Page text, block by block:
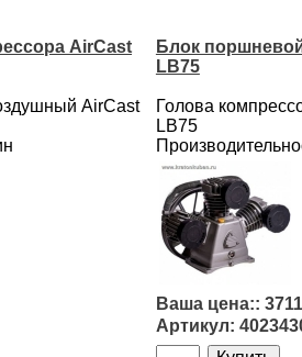
AirCast
AirCast
Блок
LB75
Голова
LB75